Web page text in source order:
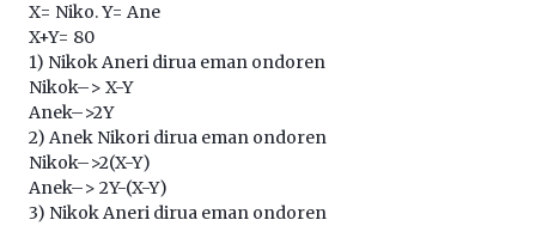
X= Niko. Y= Ane
X+Y= 80
1) Nikok Aneri dirua eman ondoren
Nikok–> X-Y
Anek–>2Y
2) Anek Nikori dirua eman ondoren
Nikok–>2(X-Y)
Anek–> 2Y-(X-Y)
3) Nikok Aneri dirua eman ondoren